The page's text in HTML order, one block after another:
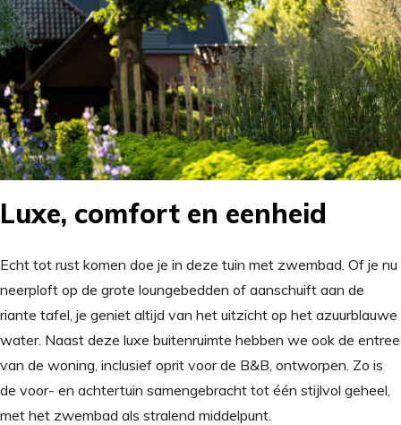
Luxe, comfort en eenheid
Echt tot rust komen doe je in deze tuin met zwembad. Of je nu
neerploft op de grote loungebedden of aanschuift aan de
riante tafel, je geniet altijd van het uitzicht op het azuurblauwe
water. Naast deze luxe buitenruimte hebben we ook de entree
van de woning, inclusief oprit voor de B&B, ontworpen. Zo is
de voor- en achtertuin samengebracht tot één stijlvol geheel,
met het zwembad als stralend middelpunt.